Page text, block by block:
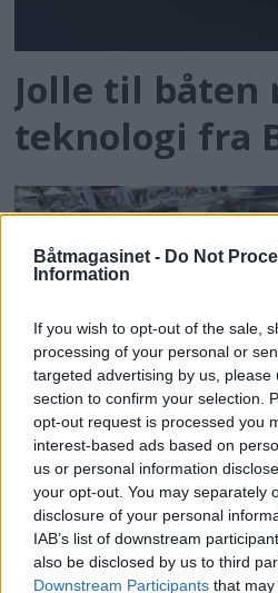
Båtmagasinet - Do Not
Information
If you wish to opt-out of the sale,
processing of your personal or
targeted advertising by us, please
section to confirm your selection.
opt-out request is processed you
interest-based ads based on
us or personal information
your opt-out. You may separately
disclosure of your personal
IAB’s list of downstream
also be disclosed by us to third
Downstream Participants that
Jolle til båten
teknologi fra
Ny tender for